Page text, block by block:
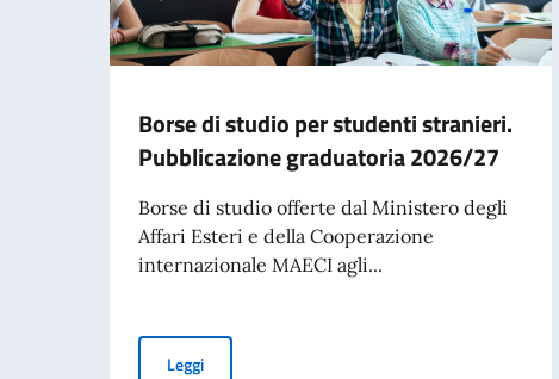
Borse di studio per studenti stranieri.
Pubblicazione graduatoria 2026/27
Borse di studio offerte dal Ministero degli
Affari Esteri e della Cooperazione
internazionale MAECI agli...
LeggiBorse di studio per studenti stranieri.